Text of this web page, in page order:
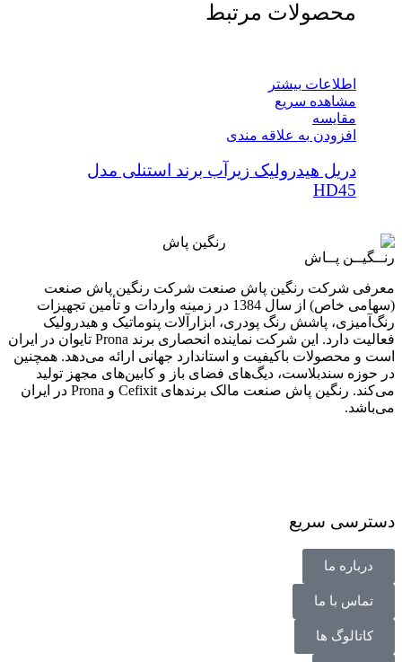
محصولات مرتبط
اطلاعات بیشتر
مشاهده سریع
مقایسه
افزودن به علاقه مندی
دریل هیدرولیک زیرآب برند استنلی مدل
HD45
رنــگیــن پــاش
معرفی شرکت رنگین پاش صنعت شرکت رنگین پاش صنعت
(سهامی خاص) از سال 1384 در زمینه واردات و تأمین تجهیزات
رنگ‌آمیزی، پاشش رنگ پودری، ابزارآلات پنوماتیک و هیدرولیک
فعالیت دارد. این شرکت نماینده انحصاری برند Prona تایوان در ایران
است و محصولات باکیفیت و استاندارد جهانی ارائه می‌دهد. همچنین
در حوزه سندبلاست، دیگ‌های فضای باز و کابین‌های مجهز تولید
می‌کند. رنگین پاش صنعت مالک برندهای Cefixit و Prona در ایران
می‌باشد.
دسترسی سریع
درباره ما
تماس با ما
کاتالوگ ها